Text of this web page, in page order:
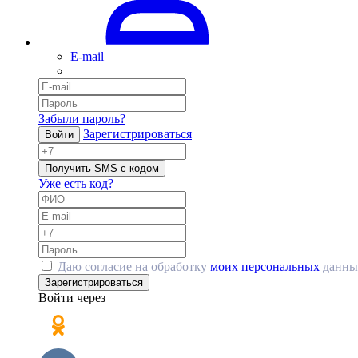
E-mail
Забыли пароль?
Войти Зарегистрироваться
Получить SMS с кодом
Уже есть код?
Даю согласие на обработку моих персональных
Зарегистрироваться
Войти через